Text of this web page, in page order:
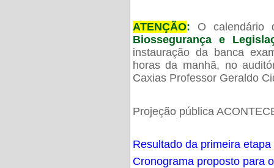
ATENÇÃO: O calendário
Biossegurança e
instauração da banca
horas da manhã, no
Caxias Professor Geraldo
Projeção pública
Resultado da primeira
Cronograma proposto para